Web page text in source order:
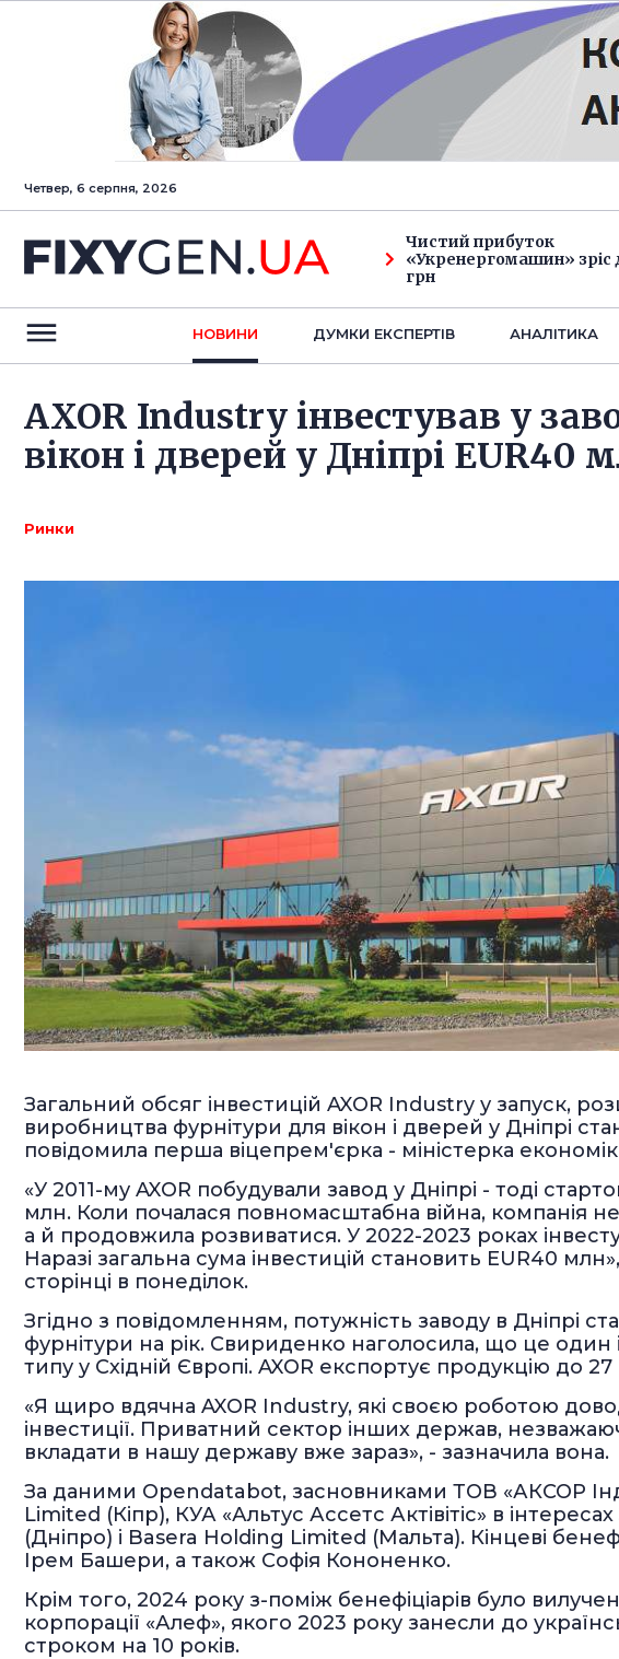
Четвер, 6 серпня, 2026
Чистий прибуток
«Укренергомашин» зріс
грн
НОВИНИ ДУМКИ ЕКСПЕРТIВ АНАЛIТИКА
AXOR Industry інвестував у
вікон і дверей у Дніпрі EUR40
Ринки
Загальний обсяг інвестицій AXOR Industry у запуск,
виробництва фурнітури для вікон і дверей у Дніпрі
повідомила перша віцепрем'єрка - міністерка
«У 2011-му AXOR побудували завод у Дніпрі - тоді
млн. Коли почалася повномасштабна війна, компанія
а й продовжила розвиватися. У 2022-2023 роках
Наразі загальна сума інвестицій становить EUR40
сторінці в понеділок.
Згідно з повідомленням, потужність заводу в Дніпрі
фурнітури на рік. Свириденко наголосила, що це один
типу у Східній Європі. AXOR експортує продукцію до 27
«Я щиро вдячна AXOR Industry, які своєю роботою
інвестиції. Приватний сектор інших держав,
вкладати в нашу державу вже зараз», - зазначила вона.
За даними Opendatabot, засновниками ТОВ «АКСОР
Limited (Кіпр), КУА «Альтус Ассетс Актівітіс» в
(Дніпро) і Basera Holding Limited (Мальта). Кінцеві
Ірем Башери, а також Софія Кононенко.
Крім того, 2024 року з-поміж бенефіціарів було
корпорації «Алеф», якого 2023 року занесли до
строком на 10 років.